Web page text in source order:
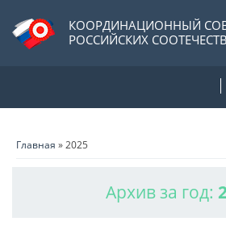
КООРДИНАЦИОННЫЙ
РОССИЙСКИХ
Главная »2025
Архив за год: